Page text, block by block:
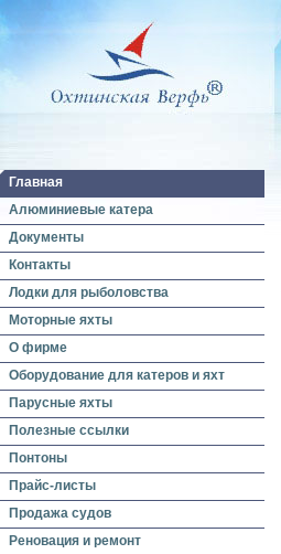
Главная
Алюминиевые катера
Документы
Контакты
Лодки для рыболовства
Моторные яхты
О фирме
Оборудование для катеров и яхт
Парусные яхты
Полезные ссылки
Понтоны
Прайс-листы
Продажа судов
Реновация и ремонт